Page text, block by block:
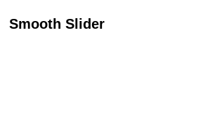
Smooth Slider